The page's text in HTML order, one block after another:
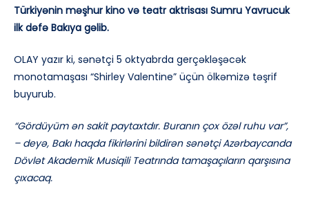
Türkiyənin məşhur kino və teatr aktrisası Sumru Yavrucuk
ilk dəfə Bakıya gəlib.
OLAY yazır ki, sənətçi 5 oktyabrda gerçəkləşəcək
monotamaşası “Shirley Valentine” üçün ölkəmizə təşrif
buyurub.
“Gördüyüm ən sakit paytaxtdır. Buranın çox özəl ruhu var”,
– deyə, Bakı haqda fikirlərini bildirən sənətçi Azərbaycanda
Dövlət Akademik Musiqili Teatrında tamaşaçıların qarşısına
çıxacaq.